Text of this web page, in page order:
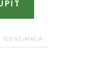
102-NS/MAT/A